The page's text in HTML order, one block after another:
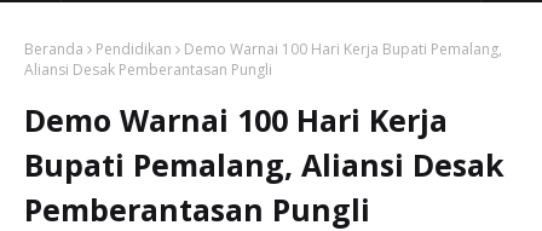
Beranda Pendidikan
Demo Warnai 100 Hari Kerja Bupati Pemalang,
Aliansi Desak Pemberantasan Pungli
Demo Warnai 100 Hari Kerja
Bupati Pemalang, Aliansi Desak
Pemberantasan Pungli